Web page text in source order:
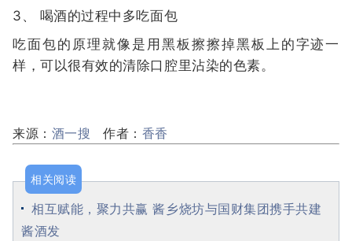
3、 喝酒的过程中多吃面包
吃面包的原理就像是用黑板擦擦掉黑板上的字迹一
样，可以很有效的清除口腔里沾染的色素。
来源： 酒一搜 作者： 香香
相关阅读
相互赋能，聚力共赢 酱乡烧坊与国财集团携手共建
酱酒发